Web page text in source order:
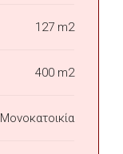
127 m2
400 m2
Μονοκατοικία